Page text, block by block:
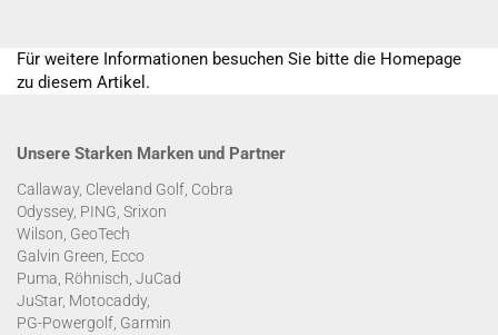
Für weitere Informationen besuchen Sie bitte die Homepage
zu diesem Artikel.
Unsere Starken Marken und Partner
Callaway, Cleveland Golf, Cobra
Odyssey, PING, Srixon
Wilson, GeoTech
Galvin Green, Ecco
Puma, Röhnisch, JuCad
JuStar, Motocaddy,
PG-Powergolf, Garmin